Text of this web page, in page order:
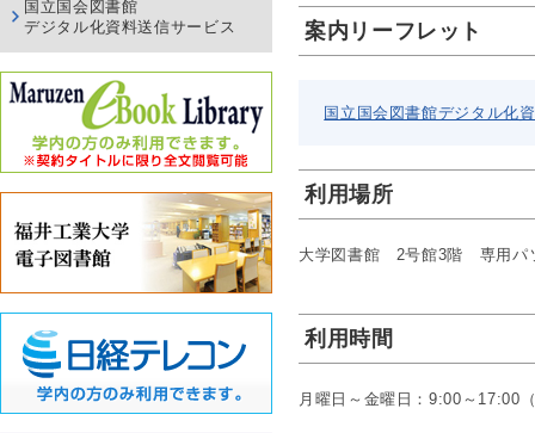
国立国会図書館
デジタル化資料送信サービス
案内リーフレット
国立国会図書館デジタル化
利用場所
大学図書館 2号館3階 専用パ
利用時間
月曜日～金曜日：9:00～17:00